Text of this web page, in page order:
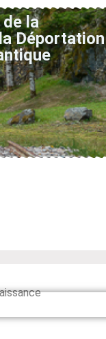
la
Déportation